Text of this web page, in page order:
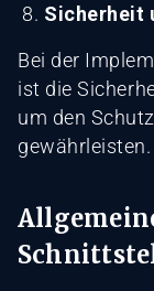
Sicherheit
Bei der
ist die
um den
gewährleisten.